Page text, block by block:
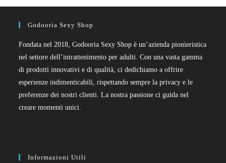
Godooria Sexy Shop
Fondata nel 2018, Godooria Sexy Shop è un’azienda pionieristica
nel settore dell’intrattenimento per adulti. Con una vasta gamma
di prodotti innovativi e di qualità, ci dedichiamo a offrire
esperienze indimenticabili, rispettando sempre la privacy e le
preferenze dei nostri clienti. La nostra passione ci guida nel
creare momenti unici.
Informazioni Utili